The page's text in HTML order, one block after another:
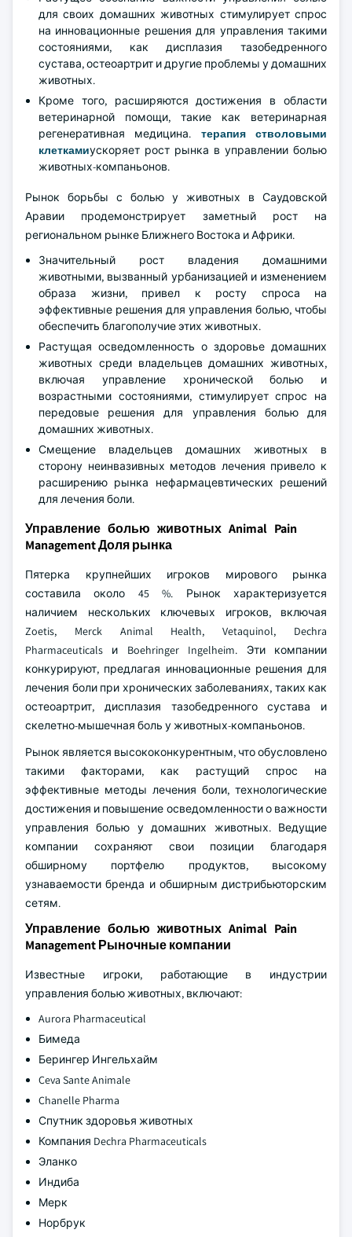
для своих домашних животных стимулирует спрос
на инновационные решения для управления такими
состояниями, как дисплазия тазобедренного
сустава, остеоартрит и другие проблемы у домашних
животных.
Кроме того, расширяются достижения в области
ветеринарной помощи, такие как ветеринарная
регенеративная медицина. терапия стволовыми
клеткамиускоряет рост рынка в управлении болью
животных-компаньонов.
Рынок борьбы с болью у животных в Саудовской
Аравии продемонстрирует заметный рост на
региональном рынке Ближнего Востока и Африки.
Значительный рост владения домашними
животными, вызванный урбанизацией и изменением
образа жизни, привел к росту спроса на
эффективные решения для управления болью, чтобы
обеспечить благополучие этих животных.
Растущая осведомленность о здоровье домашних
животных среди владельцев домашних животных,
включая управление хронической болью и
возрастными состояниями, стимулирует спрос на
передовые решения для управления болью для
домашних животных.
Смещение владельцев домашних животных в
сторону неинвазивных методов лечения привело к
расширению рынка нефармацевтических решений
для лечения боли.
Управление болью животных Animal Pain
Management Доля рынка
Пятерка крупнейших игроков мирового рынка
составила около 45 %. Рынок характеризуется
наличием нескольких ключевых игроков, включая
Zoetis, Merck Animal Health, Vetaquinol, Dechra
Pharmaceuticals и Boehringer Ingelheim. Эти компании
конкурируют, предлагая инновационные решения для
лечения боли при хронических заболеваниях, таких как
остеоартрит, дисплазия тазобедренного сустава и
скелетно-мышечная боль у животных-компаньонов.
Рынок является высококонкурентным, что обусловлено
такими факторами, как растущий спрос на
эффективные методы лечения боли, технологические
достижения и повышение осведомленности о важности
управления болью у домашних животных. Ведущие
компании сохраняют свои позиции благодаря
обширному портфелю продуктов, высокому
узнаваемости бренда и обширным дистрибьюторским
сетям.
Управление болью животных Animal Pain
Management Рыночные компании
Известные игроки, работающие в индустрии
управления болью животных, включают:
Aurora Pharmaceutical
Бимеда
Берингер Ингельхайм
Ceva Sante Animale
Chanelle Pharma
Спутник здоровья животных
Компания Dechra Pharmaceuticals
Эланко
Индиба
Мерк
Норбрук